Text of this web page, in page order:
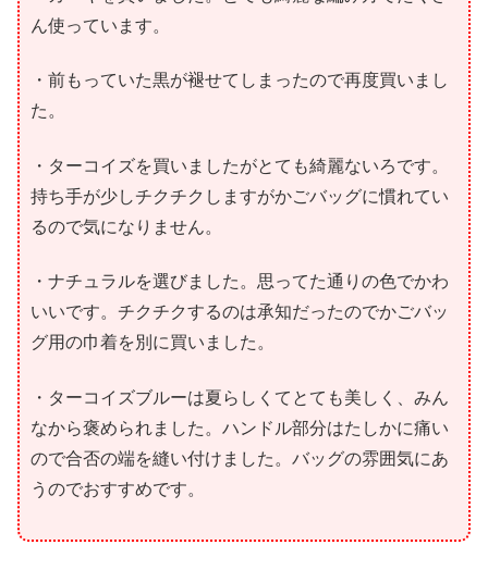
ん使っています。
・前もっていた黒が褪せてしまったので再度買いまし
た。
・ターコイズを買いましたがとても綺麗ないろです。
持ち手が少しチクチクしますがかごバッグに慣れてい
るので気になりません。
・ナチュラルを選びました。思ってた通りの色でかわ
いいです。チクチクするのは承知だったのでかごバッ
グ用の巾着を別に買いました。
・ターコイズブルーは夏らしくてとても美しく、みん
なから褒められました。ハンドル部分はたしかに痛い
ので合否の端を縫い付けました。バッグの雰囲気にあ
うのでおすすめです。